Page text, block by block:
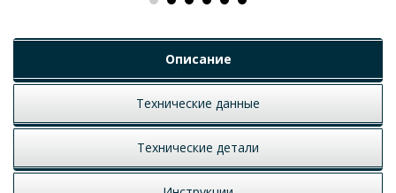
Описание
Технические данные
Технические детали